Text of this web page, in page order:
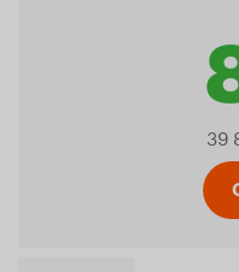
39